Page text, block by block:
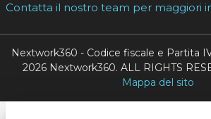
Contatta il nostro team per maggiori
Nextwork360 - Codice fiscale e Partita
2026 Nextwork360. ALL RIGHTS
Mappa del sito